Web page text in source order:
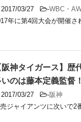
2017/03/27 -WBC・
年に第4回大会が開催さ
阪神タイガース】
いのは藤本定義監督！
2017/03/27 -阪神
ジャイアンツに次いで2